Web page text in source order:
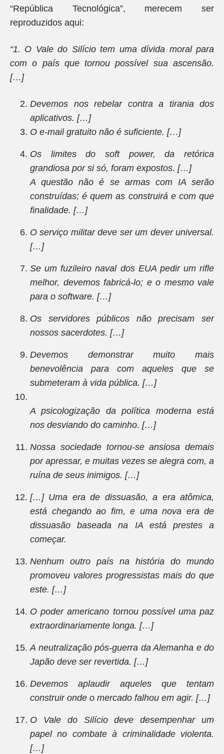
“República Tecnológica”, merecem ser
reproduzidos aqui:
“1. O Vale do Silício tem uma dívida moral para
com o país que tornou possível sua ascensão.
[…]
Devemos nos rebelar contra a tirania dos
aplicativos. […]
O e-mail gratuito não é suficiente. […]
Os limites do soft power, da retórica
grandiosa por si só, foram expostos. […]
A questão não é se armas com IA serão
construídas; é quem as construirá e com que
finalidade. […]
O serviço militar deve ser um dever universal.
[…]
Se um fuzileiro naval dos EUA pedir um rifle
melhor, devemos fabricá-lo; e o mesmo vale
para o software. […]
Os servidores públicos não precisam ser
nossos sacerdotes. […]
Devemos demonstrar muito mais
benevolência para com aqueles que se
submeteram à vida pública. […]
A psicologização da política moderna está
nos desviando do caminho. […]
Nossa sociedade tornou-se ansiosa demais
por apressar, e muitas vezes se alegra com, a
ruína de seus inimigos. […]
[…] Uma era de dissuasão, a era atômica,
está chegando ao fim, e uma nova era de
dissuasão baseada na IA está prestes a
começar.
Nenhum outro país na história do mundo
promoveu valores progressistas mais do que
este. […]
O poder americano tornou possível uma paz
extraordinariamente longa. […]
A neutralização pós-guerra da Alemanha e do
Japão deve ser revertida. […]
Devemos aplaudir aqueles que tentam
construir onde o mercado falhou em agir. […]
O Vale do Silício deve desempenhar um
papel no combate à criminalidade violenta.
[…]